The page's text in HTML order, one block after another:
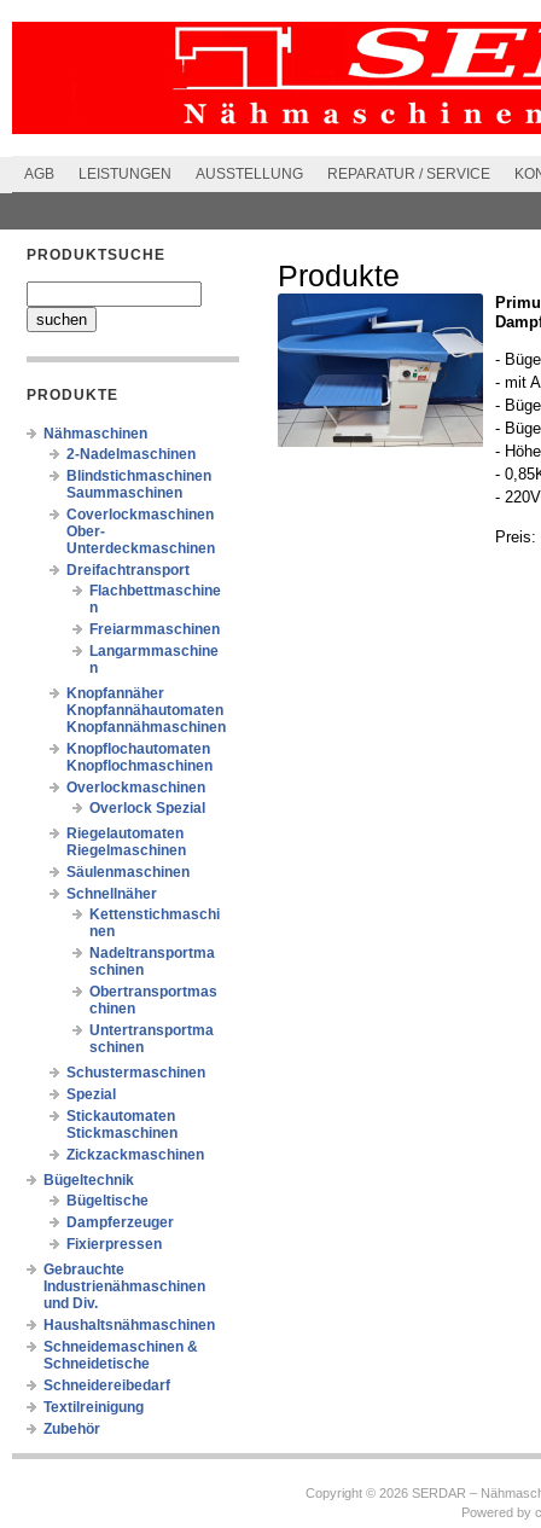
AGB LEISTUNGEN AUSSTELLUNG REPARATUR / SERVICE
PRODUKTSUCHE
PRODUKTE
Nähmaschinen
2-Nadelmaschinen
Blindstichmaschinen
Saummaschinen
Coverlockmaschinen
Ober-
Unterdeckmaschinen
Dreifachtransport
Flachbettmaschine
n
Freiarmmaschinen
Langarmmaschine
n
Knopfannäher
Knopfannähautomaten
Knopfannähmaschinen
Knopflochautomaten
Knopflochmaschinen
Overlockmaschinen
Overlock Spezial
Riegelautomaten
Riegelmaschinen
Säulenmaschinen
Schnellnäher
Kettenstichmaschi
nen
Nadeltransportma
schinen
Obertransportmas
chinen
Untertransportma
schinen
Schustermaschinen
Spezial
Stickautomaten
Stickmaschinen
Zickzackmaschinen
Bügeltechnik
Bügeltische
Dampferzeuger
Fixierpressen
Gebrauchte
Industrienähmaschinen
und Div.
Haushaltsnähmaschinen
Schneidemaschinen &
Schneidetische
Schneidereibedarf
Textilreinigung
Zubehör
Produkte
-
- mit
-
-
-
-
-
Preis:
Copyright © 2026 SERDAR –
Powered by